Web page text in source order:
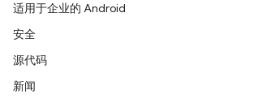
适用于企业的 Android
安全
源代码
新闻